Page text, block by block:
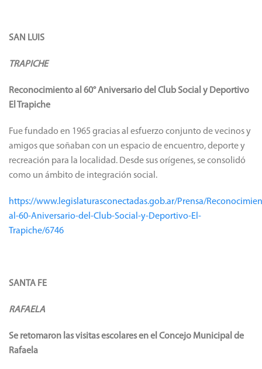
SAN LUIS
TRAPICHE
Reconocimiento al 60° Aniversario del Club Social y Deportivo
El Trapiche
Fue fundado en 1965 gracias al esfuerzo conjunto de vecinos y
amigos que soñaban con un espacio de encuentro, deporte y
recreación para la localidad. Desde sus orígenes, se consolidó
como un ámbito de integración social.
https://www.legislaturasconectadas.gob.ar/Prensa/
al-60-Aniversario-del-Club-Social-y-Deportivo-El-
Trapiche/6746
SANTA FE
RAFAELA
Se retomaron las visitas escolares en el Concejo Municipal de
Rafaela